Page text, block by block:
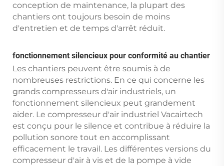
conception de maintenance, la plupart des
chantiers ont toujours besoin de moins
d'entretien et de temps d'arrêt réduit.
fonctionnement silencieux pour conformité au chantier
Les chantiers peuvent être soumis à de
nombreuses restrictions. En ce qui concerne les
grands compresseurs d'air industriels, un
fonctionnement silencieux peut grandement
aider. Le compresseur d'air industriel Vacairtech
est conçu pour le silence et contribue à réduire la
pollution sonore tout en accomplissant
efficacement le travail. Les différentes versions du
compresseur d'air à vis et de la pompe à vide